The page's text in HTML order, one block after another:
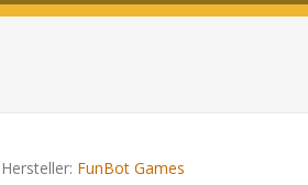
Hersteller: FunBot Games